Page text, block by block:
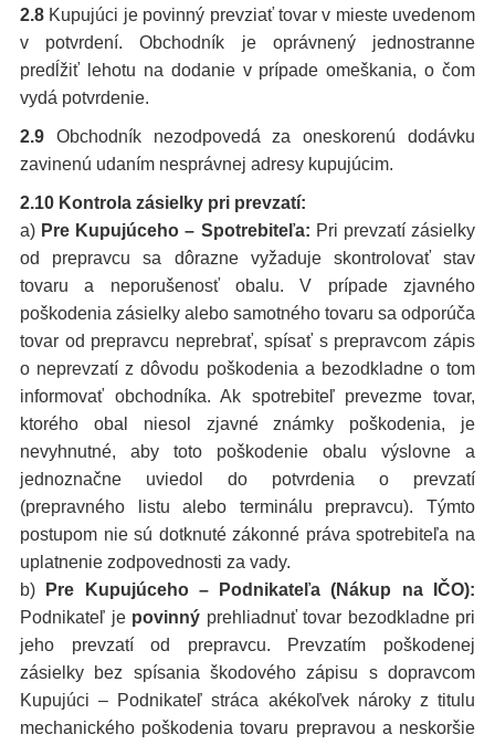
2.8 Kupujúci je povinný prevziať tovar v mieste uvedenom
v potvrdení. Obchodník je oprávnený jednostranne
predĺžiť lehotu na dodanie v prípade omeškania, o čom
vydá potvrdenie.
2.9 Obchodník nezodpovedá za oneskorenú dodávku
zavinenú udaním nesprávnej adresy kupujúcim.
2.10 Kontrola zásielky pri prevzatí:
a) Pre Kupujúceho – Spotrebiteľa: Pri prevzatí zásielky
od prepravcu sa dôrazne vyžaduje skontrolovať stav
tovaru a neporušenosť obalu. V prípade zjavného
poškodenia zásielky alebo samotného tovaru sa odporúča
tovar od prepravcu neprebrať, spísať s prepravcom zápis
o neprevzatí z dôvodu poškodenia a bezodkladne o tom
informovať obchodníka. Ak spotrebiteľ prevezme tovar,
ktorého obal niesol zjavné známky poškodenia, je
nevyhnutné, aby toto poškodenie obalu výslovne a
jednoznačne uviedol do potvrdenia o prevzatí
(prepravného listu alebo terminálu prepravcu). Týmto
postupom nie sú dotknuté zákonné práva spotrebiteľa na
uplatnenie zodpovednosti za vady.
b)
Pre Kupujúceho – Podnikateľa (Nákup na IČO):
Podnikateľ je povinný prehliadnuť tovar bezodkladne pri
jeho prevzatí od prepravcu. Prevzatím poškodenej
zásielky bez spísania škodového zápisu s dopravcom
Kupujúci – Podnikateľ stráca akékoľvek nároky z titulu
mechanického poškodenia tovaru prepravou a neskoršie